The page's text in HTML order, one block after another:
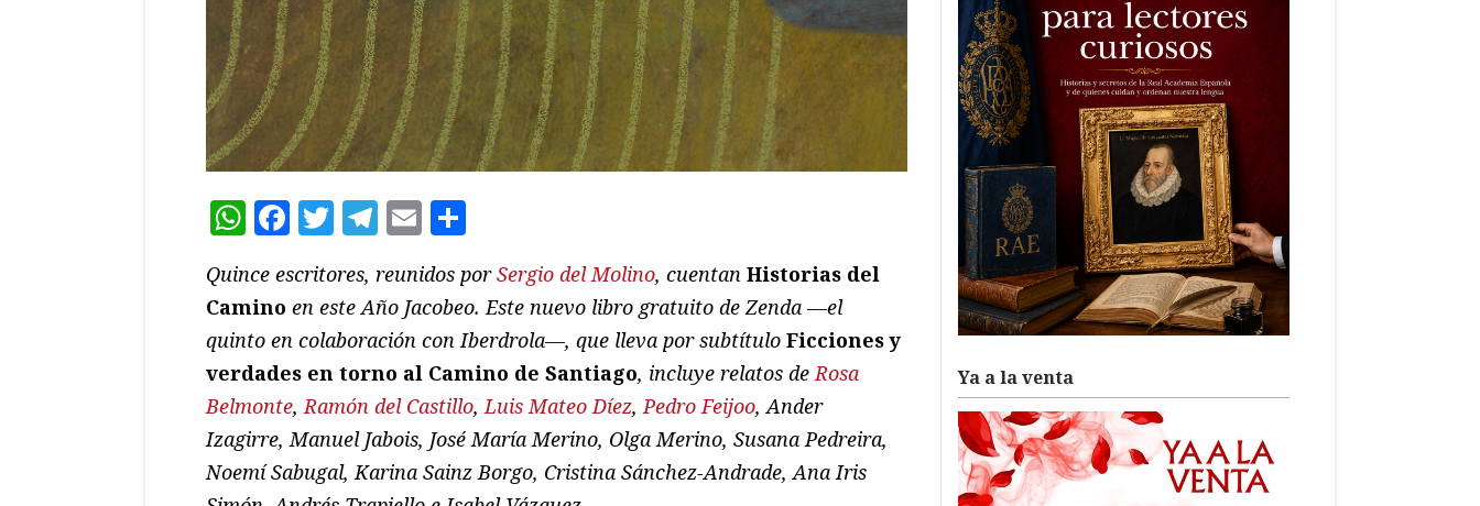
WhatsApp
Facebook
Twitter
Telegram
Email
Quince escritores, reunidos porSergio del Molino, cuentan Historias del
Camino en este Año Jacobeo. Este nuevo libro gratuito de Zenda —el
quinto en colaboración con Iberdrola—, que lleva por subtítulo Ficciones y
verdades en torno al Camino de Santiago, incluye relatos deRosa
Belmonte,Ramón del Castillo,Luis Mateo Díez,Pedro Feijoo, Ander
Izagirre, Manuel Jabois, José María Merino, Olga Merino, Susana Pedreira,
Noemí Sabugal, Karina Sainz Borgo, Cristina Sánchez-Andrade, Ana Iris
Ya a la venta